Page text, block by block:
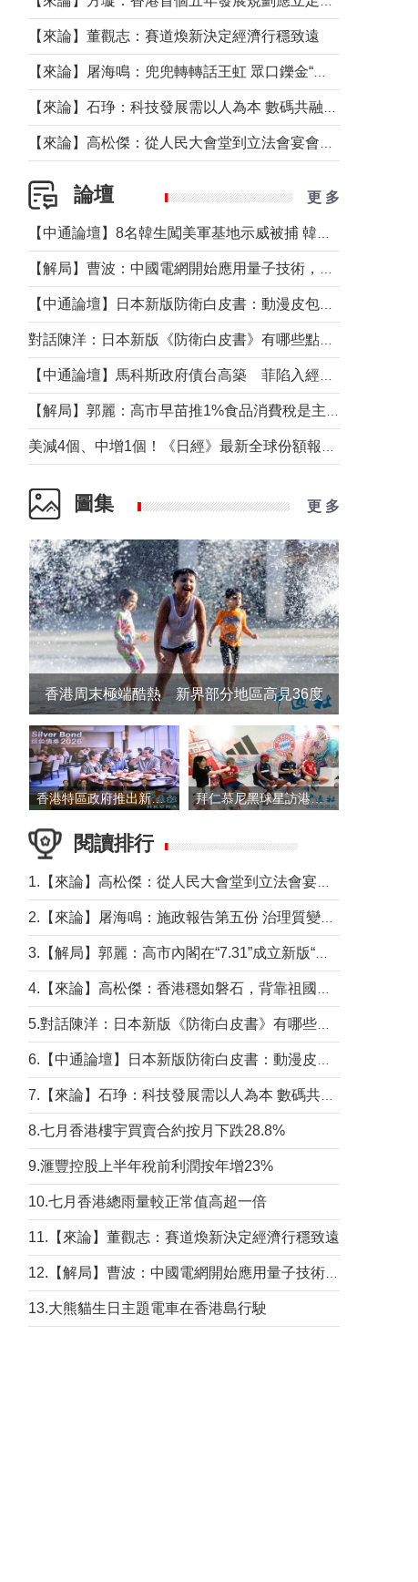
【來論】董觀志：賽道煥新決定經濟行穩致遠
論壇 更 多
圖集 更 多
香港周末極端酷熱 新界部分地區高見36度
香港特區政府推出新一批銀色債券 每手1萬元保底息4.25厘 拜仁慕尼黑球星訪港 與球迷近距離互動
閱讀排行
8.七月香港樓宇買賣合約按月下跌28.8%
9.滙豐控股上半年稅前利潤按年增23%
10.七月香港總雨量較正常值高超一倍
11.【來論】董觀志：賽道煥新決定經濟行穩致遠
13.大熊貓生日主題電車在香港島行駛